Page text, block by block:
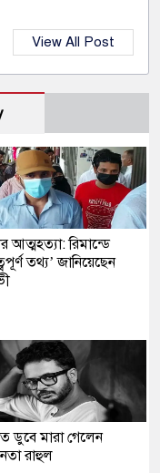
View All Post
আত্মহত্যা: রিমান্ডে
তথ্য’ জানিয়েছেন
ডুবে মারা গেলেন
রাহুল